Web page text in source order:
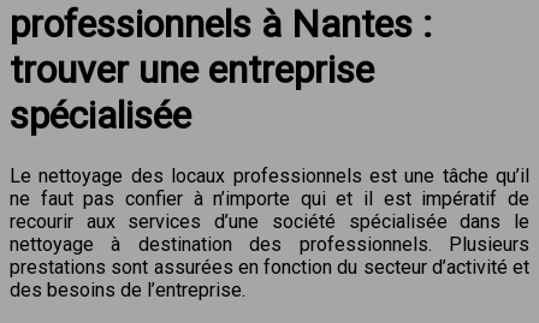
professionnels à Nantes :
trouver une entreprise
spécialisée
Le nettoyage des locaux professionnels est une tâche qu’il
ne faut pas confier à n’importe qui et il est impératif de
recourir aux services d’une société spécialisée dans le
nettoyage à destination des professionnels. Plusieurs
prestations sont assurées en fonction du secteur d’activité et
des besoins de l’entreprise.